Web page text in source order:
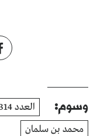
وسوم: العدد 314
محمد بن سلمان